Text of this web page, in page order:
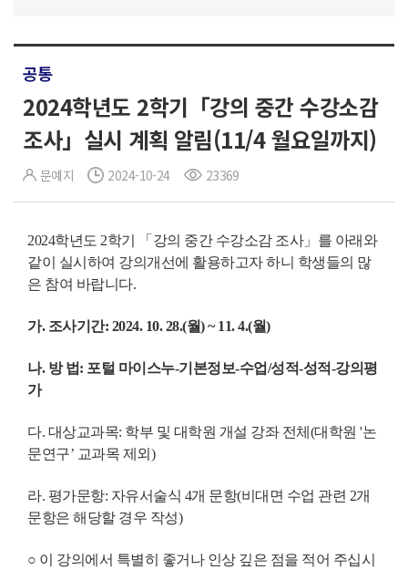
공통
2024학년도 2학기「강의 중간 수강소감
조사」실시 계획 알림(11/4 월요일까지)
문예지 2024-10-24 23369
2024학년도 2학기 「강의 중간 수강소감 조사」를 아래와
같이 실시하여 강의개선에 활용하고자 하니 학생들의 많
은 참여 바랍니다.
가. 조사기간: 2024. 10. 28.(월) ~ 11. 4.(월)
나. 방 법: 포털 마이스누-기본정보-수업/성적-성적-강의평
가
다. 대상교과목: 학부 및 대학원 개설 강좌 전체(대학원 '논
문연구’ 교과목 제외)
라. 평가문항: 자유서술식 4개 문항(비대면 수업 관련 2개
문항은 해당할 경우 작성)
○ 이 강의에서 특별히 좋거나 인상 깊은 점을 적어 주십시